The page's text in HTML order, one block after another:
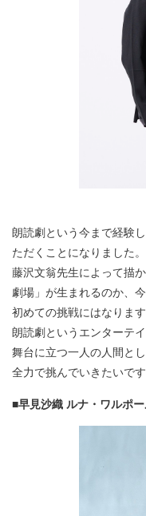
朗読劇という今まで経験
ただくことになりました。
藤沢文翁先生によって描
劇場」が生まれるのか、
初めての挑戦にはなりま
朗読劇というエンターテ
舞台に立つ一人の人間と
全力で挑んでいきたいです
■早見沙織 ルナ・ワルポ